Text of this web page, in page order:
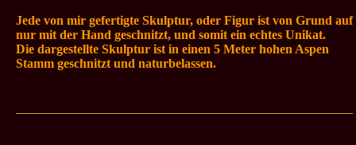
Jede von mir gefertigte Skulptur, oder Figur ist von Grund auf
nur mit der Hand geschnitzt, und somit ein echtes Unikat.
Die dargestellte Skulptur ist in einen 5 Meter hohen Aspen
Stamm geschnitzt und naturbelassen.